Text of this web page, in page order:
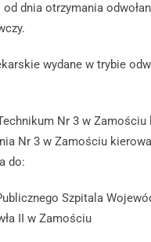
dnia otrzymania
wydane w trybie
Nr 3 w Zamościu
Nr 3 w Zamościu
do:
Szpitala
II w Zamościu